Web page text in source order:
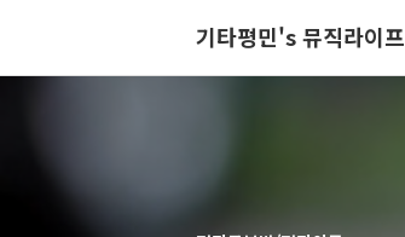
기타평민's 뮤직라이프